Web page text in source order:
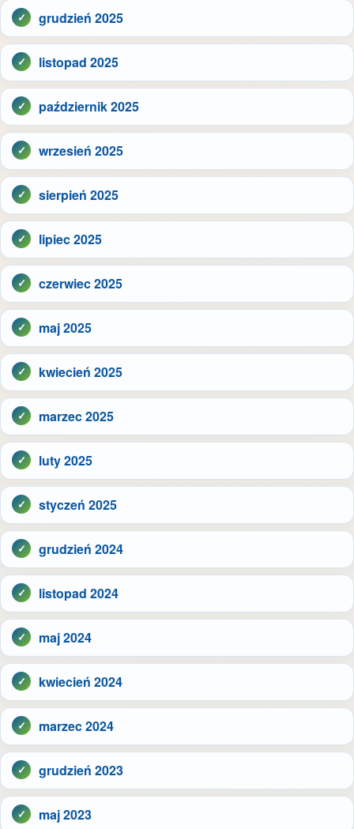
grudzień 2025
listopad 2025
październik 2025
wrzesień 2025
sierpień 2025
lipiec 2025
czerwiec 2025
maj 2025
kwiecień 2025
marzec 2025
luty 2025
styczeń 2025
grudzień 2024
listopad 2024
maj 2024
kwiecień 2024
marzec 2024
grudzień 2023
maj 2023